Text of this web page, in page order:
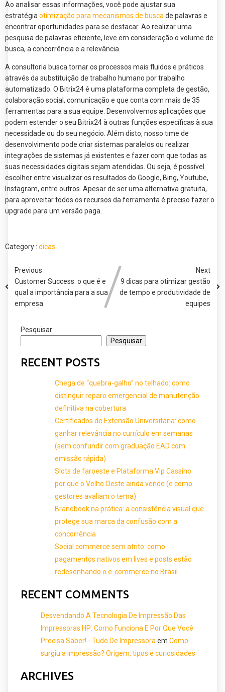
Ao analisar essas informações, você pode ajustar sua
estratégia otimização para mecanismos de busca de palavras e
encontrar oportunidades para se destacar. Ao realizar uma
pesquisa de palavras eficiente, leve em consideração o volume de
busca, a concorrência e a relevância.
A consultoria busca tornar os processos mais fluidos e práticos
através da substituição de trabalho humano por trabalho
automatizado. O Bitrix24 é uma plataforma completa de gestão,
colaboração social, comunicação e que conta com mais de 35
ferramentas para a sua equipe. Desenvolvemos aplicações que
podem estender o seu Bitrix24 à outras funções específicas à sua
necessidade ou do seu negócio. Além disto, nosso time de
desenvolvimento pode criar sistemas paralelos ou realizar
integrações de sistemas já existentes e fazer com que todas as
suas necessidades digitais sejam atendidas. Ou seja, é possível
escolher entre visualizar os resultados do Google, Bing, Youtube,
Instagram, entre outros. Apesar de ser uma alternativa gratuita,
para aproveitar todos os recursos da ferramenta é preciso fazer o
upgrade para um versão paga.
Category : dicas
Previous
Customer Success: o que é e
qual a importância para a sua
empresa
Next
9 dicas para otimizar gestão
de tempo e produtividade de
equipes
Pesquisar
Pesquisar
RECENT POSTS
Chega de “quebra-galho” no telhado: como
distinguir reparo emergencial de manutenção
definitiva na cobertura
Certificados de Extensão Universitária: como
ganhar relevância no currículo em semanas
(sem confundir com graduação EAD com
emissão rápida)
Slots de faroeste e Plataforma Vip Cassino:
por que o Velho Oeste ainda vende (e como
gestores avaliam o tema)
Brandbook na prática: a consistência visual que
protege sua marca da confusão com a
concorrência
Social commerce sem atrito: como
pagamentos nativos em lives e posts estão
redesenhando o e-commerce no Brasil
RECENT COMMENTS
Desvendando A Tecnologia De Impressão Das
Impressoras HP: Como Funciona E Por Que Você
Precisa Saber! - Tudo De Impressora em Como
surgiu a impressão? Origem, tipos e curiosidades
ARCHIVES